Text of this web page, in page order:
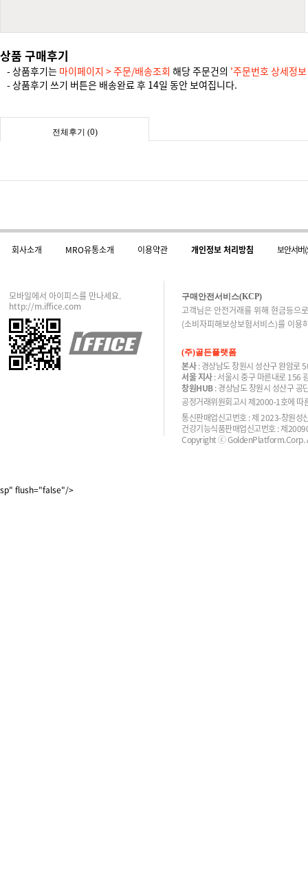
상품 구매후기
- 상품후기는 마이페이지 > 주문/배송조회 해당 주문건의 '주문번호 상세정
- 상품후기 쓰기 버튼은 배송완료 후 14일 동안 보여집니다.
전체후기 (0)
회사소개 MRO유통소개 이용약관 개인정보 처리방침 보안서버
모바일에서 아이피스를 만나세요.
http://m.iffice.com
구매안전서비스(KCP)
고객님은 안전거래를 위해 현금등으
(소비자피해보상보험서비스)를 이용
(주)골든플랫폼
본사: 경상남도 창원시 성산구 완암로
서울 지사: 서울시 중구 마른내로 156
창원HUB: 경상남도 창원시 성산구 공
공정거래위원회고시 제2000-1호에
통신판매업신고번호 : 제 2023-창원
건강기능식품판매업신고번호 : 제
Copyright ⓒ GoldenPlatform.Corp.
sp" flush="false"/>